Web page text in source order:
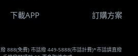
888(免費) 市話撥 449-5888(市話計費)*市話請直撥
下載APP 訂購方案